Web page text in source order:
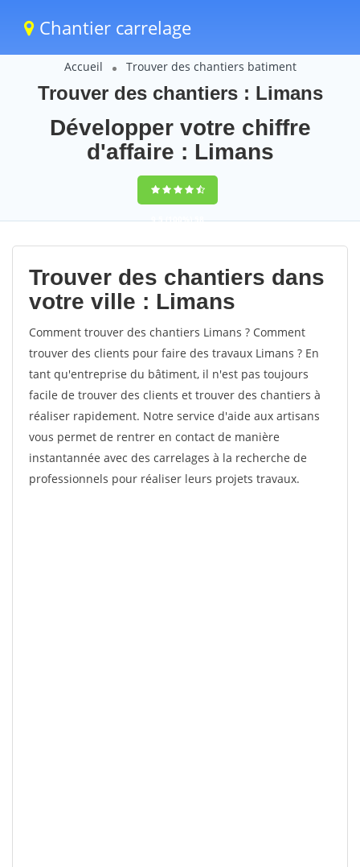
Chantier carrelage
Accueil Trouver des chantiers batiment
Trouver des chantiers : Limans
Développer votre chiffre
d'affaire : Limans
9,5(100%)58
votes
Trouver des chantiers dans
votre ville : Limans
Comment trouver des chantiers Limans ? Comment
trouver des clients pour faire des travaux Limans ? En
tant qu'entreprise du bâtiment, il n'est pas toujours
facile de trouver des clients et trouver des chantiers à
réaliser rapidement. Notre service d'aide aux artisans
vous permet de rentrer en contact de manière
instantannée avec des carrelages à la recherche de
professionnels pour réaliser leurs projets travaux.